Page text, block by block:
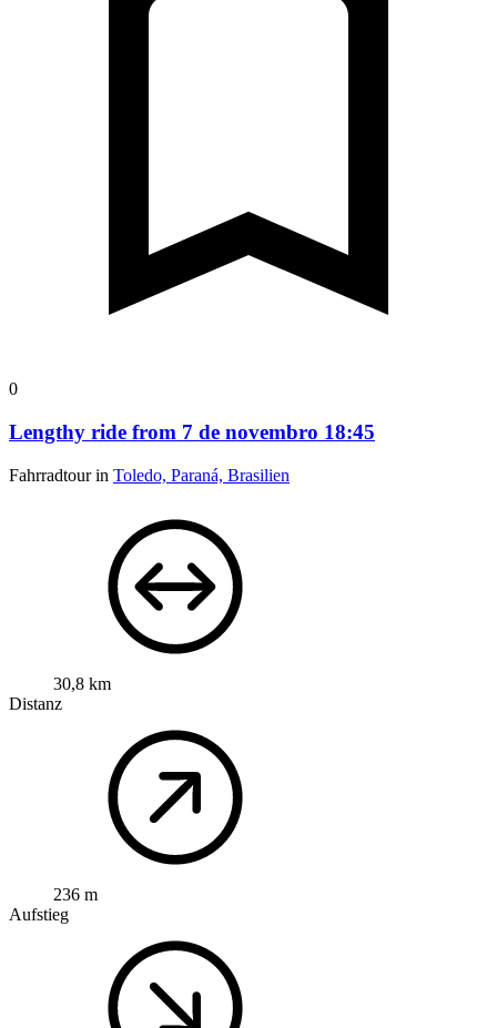
0
Lengthy ride from 7 de novembro 18:45
Fahrradtour in Toledo, Paraná, Brasilien
30,8 km
Distanz
236 m
Aufstieg